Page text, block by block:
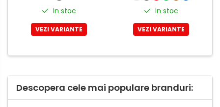
Reflectorizante
Incaltaminte de lucru si protectie
Manusi de protectie
Accesorii pentru protectia
capului
In stoc
VEZI VARIANTE
In stoc
VEZI VARIANTE
Descopera cele mai populare branduri: